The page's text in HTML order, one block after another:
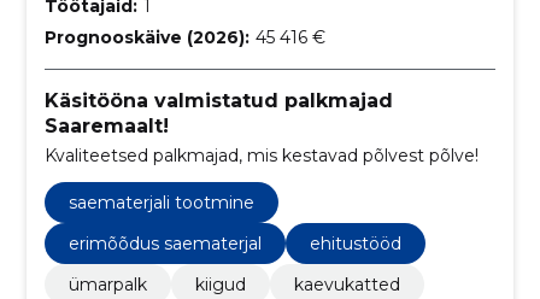
Töötajaid: 1
Prognooskäive (2026): 45 416 €
Käsitööna valmistatud palkmajad
Saaremaalt!
Kvaliteetsed palkmajad, mis kestavad põlvest põlve!
saematerjali tootmine
erimõõdus saematerjal
ehitustööd
ümarpalk
kiigud
kaevukatted